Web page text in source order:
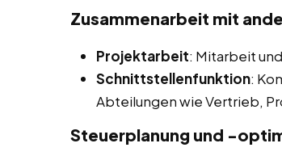
Zusammenarbeit mit
Projektarbeit: Mitarbeit
Schnittstellenfunktion:
Abteilungen wie Vertrieb,
Steuerplanung und -